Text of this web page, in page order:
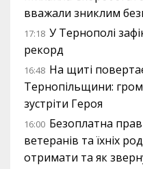
вважали зниклим
17:18 У Тернополі
рекорд
16:48 На щиті
Тернопільщини:
зустріти Героя
16:00 Безоплатна
ветеранів та їхніх
отримати та як